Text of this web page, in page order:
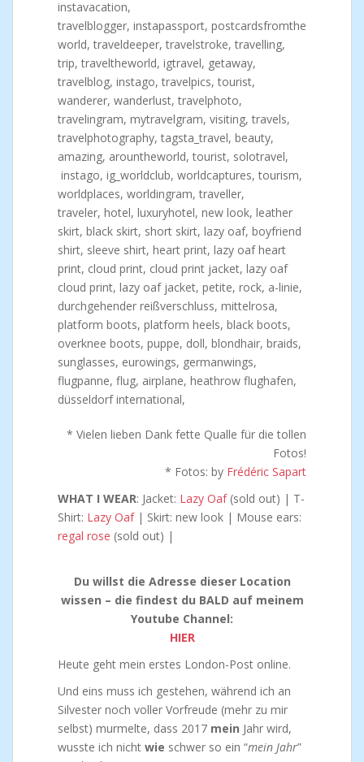
* Vielen lieben Dank fette Qualle für die tollen
Fotos!
* Fotos: by Frédéric Sapart
WHAT I WEAR: Jacket: Lazy Oaf (sold out) | T-
Shirt: Lazy Oaf | Skirt: new look | Mouse ears:
regal rose (sold out) |
Du willst die Adresse dieser Location
wissen – die findest du BALD auf meinem
Youtube Channel:
HIER
Heute geht mein erstes London-Post online.
Und eins muss ich gestehen, während ich an
Silvester noch voller Vorfreude (mehr zu mir
selbst) murmelte, dass 2017 mein Jahr wird,
wusste ich nicht wie schwer so ein “mein Jahr”